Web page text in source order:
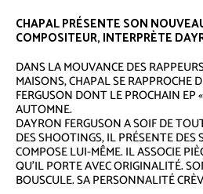
CHAPAL PRÉSENTE SON
COMPOSITEUR, INTERPRÈTE
DANS LA MOUVANCE DES
MAISONS, CHAPAL SE RAPPROCHE
FERGUSON DONT LE PROCHAIN EP
AUTOMNE.
DAYRON FERGUSON A SOIF DE
DES SHOOTINGS, IL PRÉSENTE DES
COMPOSE LUI-MÊME. IL ASSOCIE
QU’IL PORTE AVEC ORIGINALITÉ.
BOUSCULE. SA PERSONNALITÉ